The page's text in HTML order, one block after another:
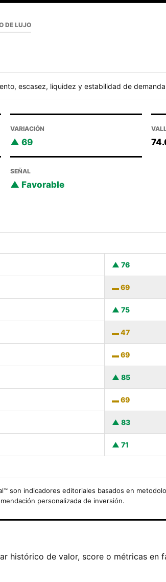
DE LUJO
escasez, liquidez y estabilidad de
VARIACIÓN
69
SEÑAL
Favorable
76
69
75
47
69
85
69
83
71
son indicadores editoriales basados en
personalizada de inversión.
histórico de valor, score o métricas en